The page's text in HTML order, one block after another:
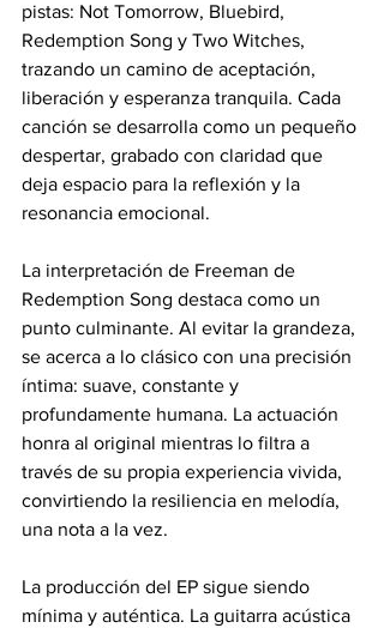
pistas: Not Tomorrow, Bluebird,
Redemption Song y Two Witches,
trazando un camino de aceptación,
liberación y esperanza tranquila. Cada
canción se desarrolla como un pequeño
despertar, grabado con claridad que
deja espacio para la reflexión y la
resonancia emocional.
La interpretación de Freeman de
Redemption Song destaca como un
punto culminante. Al evitar la grandeza,
se acerca a lo clásico con una precisión
íntima: suave, constante y
profundamente humana. La actuación
honra al original mientras lo filtra a
través de su propia experiencia vivida,
convirtiendo la resiliencia en melodía,
una nota a la vez.
La producción del EP sigue siendo
mínima y auténtica. La guitarra acústica